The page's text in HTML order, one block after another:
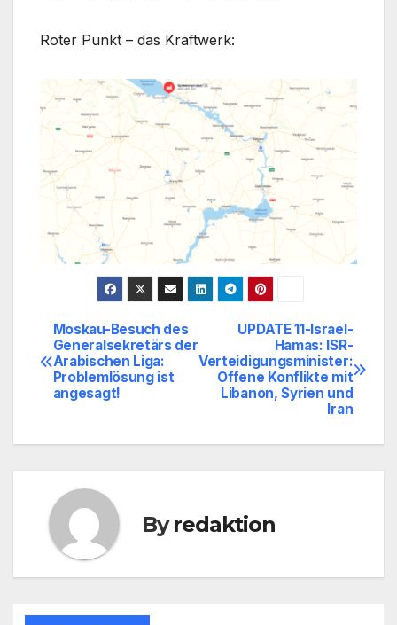
Roter Punkt – das Kraftwerk:
BeitragsnavigationUPDATE 11-Israel-
Hamas: ISR-
Verteidigungsminister:
Offene Konflikte mit
Libanon, Syrien und
Iran
Moskau-Besuch des
Generalsekretärs der
Arabischen Liga:
Problemlösung ist
angesagt!
Byredaktion